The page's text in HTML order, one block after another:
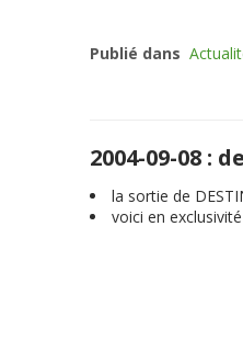
Publié dans
2004-09-08 :
la sortie de
voici en